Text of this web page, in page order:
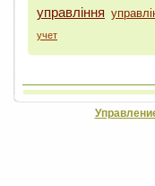
управління
учет